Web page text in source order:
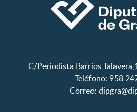
C/Periodista Barrios
Teléfono: 958
Correo: